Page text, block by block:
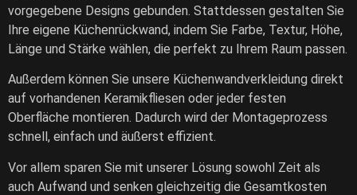
vorgegebene Designs gebunden. Stattdessen gestalten Sie
Ihre eigene Küchenrückwand, indem Sie Farbe, Textur, Höhe,
Länge und Stärke wählen, die perfekt zu Ihrem Raum passen.
Außerdem können Sie unsere Küchenwandverkleidung direkt
auf vorhandenen Keramikfliesen oder jeder festen
Oberfläche montieren. Dadurch wird der Montageprozess
schnell, einfach und äußerst effizient.
Vor allem sparen Sie mit unserer Lösung sowohl Zeit als
auch Aufwand und senken gleichzeitig die Gesamtkosten